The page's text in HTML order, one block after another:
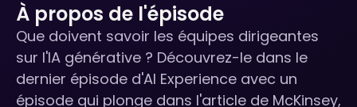
À propos de l'épisode
Que doivent savoir les équipes dirigeantes
sur l'IA générative ? Découvrez-le dans le
dernier épisode d'AI Experience avec un
épisode qui plonge dans l'article de McKinsey,